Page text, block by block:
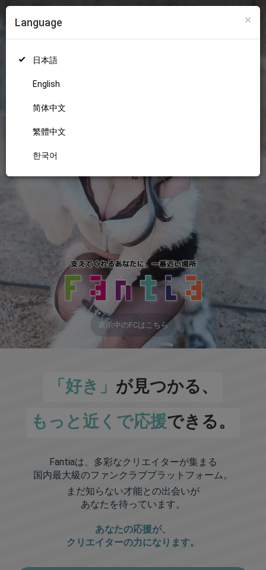
×
Language
日本語
English
简体中文
繁體中文
한국어
18+
表示中のFCはこちら
「好き」 が見つかる、
もっと近くで応援できる。
Fantiaは、多彩なクリエイターが集まる
国内最大級のファンクラブプラットフォーム。
まだ知らない才能との出会いが
あなたを待っています。
あなたの応援が、
クリエイターの力になります。